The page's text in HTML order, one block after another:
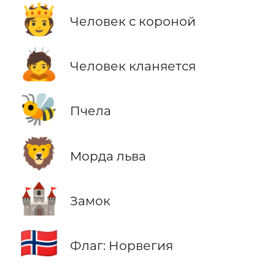
🫅 Человек с короной
🙇 Человек кланяется
🐝 Пчела
🦁 Морда льва
🏰 Замок
🇳🇴 Флаг: Норвегия